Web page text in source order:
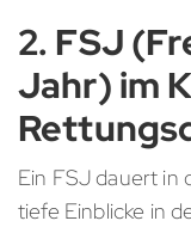
2. FSJ
Jahr) im
Ein FSJ dauert in
tiefe Einblicke in